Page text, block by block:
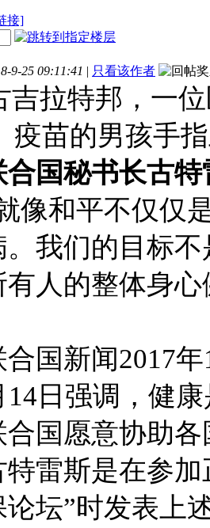
接]
9-25 09:11:41 | 只看该作者
吉拉特邦，一
疫苗的男孩手
合国秘书长古
和平不仅仅是
。我们的目标
有人的整体身
新闻2017年
14日强调，健
合国愿意协助
斯是在参加
论坛”时发表上